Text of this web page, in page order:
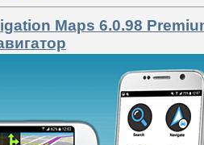
Maps 6.0.98